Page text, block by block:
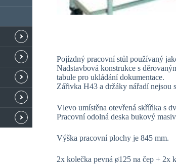
Pojízdný pracovní stůl používaný
Nadstavbová konstrukce s
tabule pro ukládání dokumentace.
Zářivka H43 a držáky nářadí nejsou
Vlevo umístěna otevřená skříňka s
Pracovní odolná deska bukový
Výška pracovní plochy je 845 mm.
2x kolečka pevná ø125 na čep + 2x